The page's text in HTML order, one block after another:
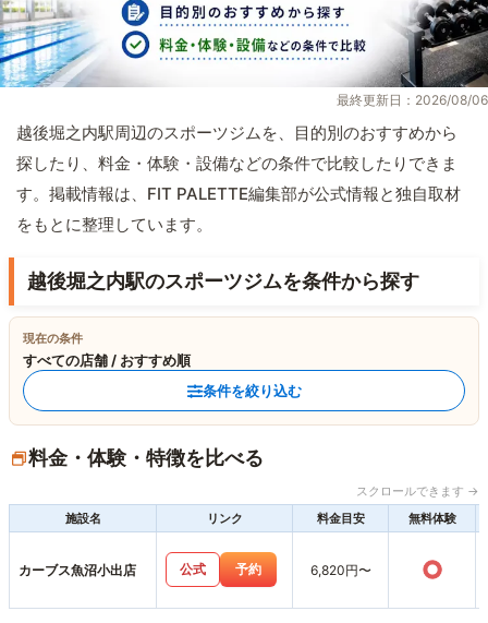
最終更新日：2026/08/06
越後堀之内駅周辺のスポーツジムを、目的別のおすすめから
探したり、料金・体験・設備などの条件で比較したりできま
す。掲載情報は、FIT PALETTE編集部が公式情報と独自取材
をもとに整理しています。
越後堀之内駅のスポーツジムを条件から探す
現在の条件
すべての店舗 / おすすめ順
条件を絞り込む
料金・体験・特徴を比べる
スクロールできます →
施設名
リンク 料金目安 無料体験
カーブス魚沼小出店 公式 予約 6,820円〜 ○